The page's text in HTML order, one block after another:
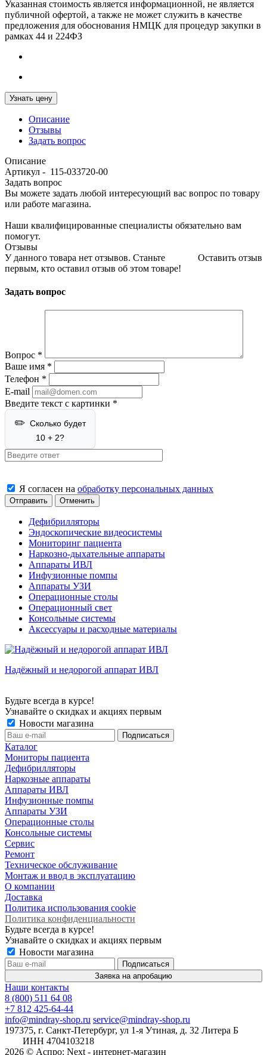
Указанная стоимость является информационной, не является
публичной офертой, а также не может служить в качестве
предложения для обоснования НМЦК для процедур закупки в
рамках 44 и 224ФЗ
Узнать цену
Описание
Отзывы
Задать вопрос
Описание
Артикул - 115-033720-00
Задать вопрос
Вы можете задать любой интересующий вас вопрос по товару
или работе магазина.
Наши квалифицированные специалисты обязательно вам
помогут.
Отзывы
Оставить отзыв
У данного товара нет отзывов. Станьте
первым, кто оставил отзыв об этом товаре!
Задать вопрос
Вопрос *
Ваше имя *
Телефон *
E-mail
Введите текст с картинки *
Сколько будет
10 + 2?
Я согласен на обработку персональных данных
Отменить
Дефибрилляторы
Эндоскопические видеосистемы
Мониторинг пациента
Наркозно-дыхательные аппараты
Аппараты ИВЛ
Инфузионные помпы
Аппараты УЗИ
Операционные столы
Операционный свет
Консольные системы
Аксессуары и расходные материалы
Надёжный и недорогой аппарат ИВЛ
Будьте всегда в курсе!
Узнавайте о скидках и акциях первым
Новости магазина
Каталог
Мониторы пациента
Дефибрилляторы
Наркозные аппараты
Аппараты ИВЛ
Инфузионные помпы
Аппараты УЗИ
Операционные столы
Консольные системы
Сервис
Ремонт
Техническое обслуживание
Монтаж и ввод в эксплуатацию
О компании
Доставка
Политика использования cookie
Политика конфиденциальности
Будьте всегда в курсе!
Узнавайте о скидках и акциях первым
Новости магазина
Заявка на апробацию
Наши контакты
8 (800) 511 64 08
+7 812 425-64-44
info@mindray-shop.ru service@mindray-shop.ru
197375, г. Санкт-Петербург, ул 1-я Утиная, д. 32 Литера Б
ИНН 4704103218
2026 © Аспро: Next - интернет-магазин